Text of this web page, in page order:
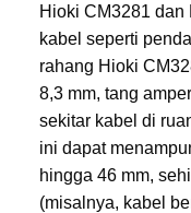
Hioki CM3281
kabel seperti
rahang Hioki
8,3 mm, tang
sekitar kabel di
ini dapat
hingga 46 mm,
(misalnya, kabel